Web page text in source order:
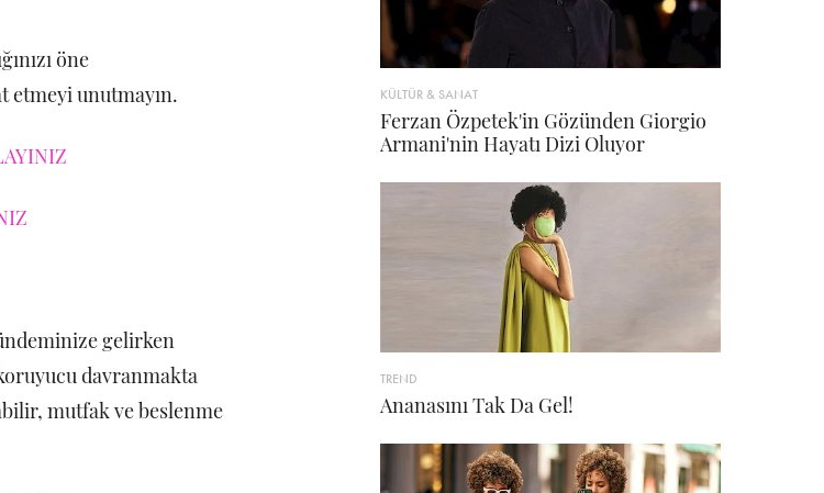
öne
etmeyi unutmayın.
gelirken
davranmakta
mutfak ve beslenme
KÜLTÜR & SANAT
Ferzan Özpetek'in Gözünden Giorgio
Armani'nin Hayatı Dizi Oluyor
TREND
Ananasını Tak Da Gel!